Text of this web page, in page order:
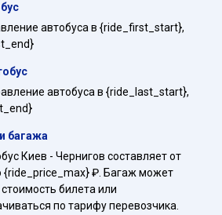
автобуса в {ride_first_start},
автобуса в {ride_last_start},
багажа
Киев - Чернигов составляет от
{ride_price_max} ₽. Багаж может
билета или
по тарифу перевозчика.